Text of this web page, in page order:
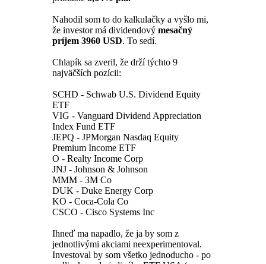
Nahodil som to do kalkulačky a vyšlo mi,
že investor má dividendový mesačný
príjem 3960 USD. To sedí.
Chlapík sa zveril, že drží týchto 9
najväčších pozícii:
SCHD - Schwab U.S. Dividend Equity
ETF
VIG - Vanguard Dividend Appreciation
Index Fund ETF
JEPQ - JPMorgan Nasdaq Equity
Premium Income ETF
O - Realty Income Corp
JNJ - Johnson & Johnson
MMM - 3M Co
DUK - Duke Energy Corp
KO - Coca-Cola Co
CSCO - Cisco Systems Inc
Ihneď ma napadlo, že ja by som z
jednotlivými akciami neexperimentoval.
Investoval by som všetko jednoducho - po